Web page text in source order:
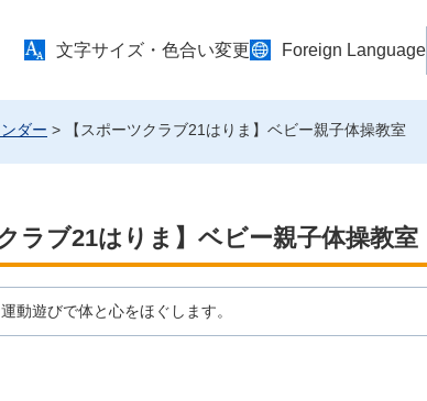
文字サイズ・色合い変更 Foreign Language
ダー > 【スポーツクラブ21はりま】ベビー親子体操教室
ラブ21はりま】ベビー親子体操教室
動遊びで体と心をほぐします。